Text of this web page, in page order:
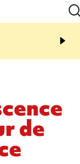
Vaste feu
du pays, 20.000
de